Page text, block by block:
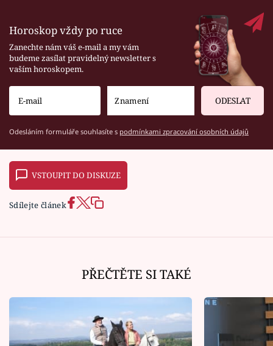
Horoskop vždy po ruce
Zanechte nám váš e-mail a my vám
budeme zasílat pravidelný newsletter s
vaším horoskopem.
ODESLAT
Odesláním formuláře souhlasíte s podmínkami zpracování osobních údajů
VSTOUPIT DO DISKUZE
Sdílejte článek
PŘEČTĚTE SI TAKÉ